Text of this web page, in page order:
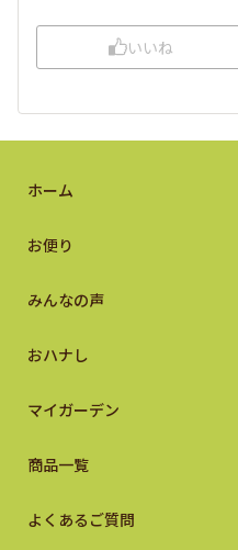
いいね
ホーム
お便り
みんなの声
おハナし
マイガーデン
商品一覧
よくあるご質問